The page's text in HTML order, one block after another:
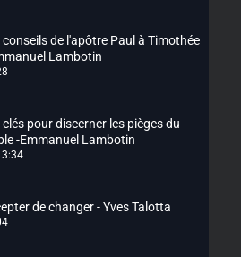
conseils de l'apôtre Paul à Timothée
Lambotin
clés pour discerner les pièges du
-Emmanuel Lambotin
de changer - Yves Talotta